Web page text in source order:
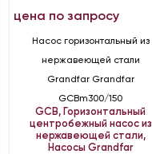
цена по запросу
Насос горизонтальный из
нержавеющей стали
Grandfar Grandfar
GCBm300/150
GCB, Горизонтальный
центробежный насос из
нержавеющей стали,
Насосы Grandfar